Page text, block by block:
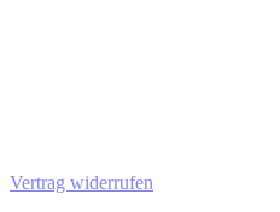
Vertrag widerrufen